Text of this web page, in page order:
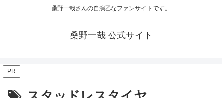
桑野一哉さんの自演乙なファンサイトです。
桑野一哉 公式サイト
PR